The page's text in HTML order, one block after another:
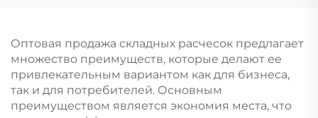
ацетатной щетиной,
эко-щетка для волос
Оптовая продажа складных расчесок предлагает
множество преимуществ, которые делают ее
привлекательным вариантом как для бизнеса,
так и для потребителей. Основным
преимуществом является экономия места, что